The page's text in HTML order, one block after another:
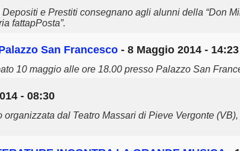
Depositi e Prestiti consegnano agli alunni della “Don
fattapPosta”.
San Francesco - 8 Maggio 2014 - 14:23
10 maggio alle ore 18.00 presso Palazzo San
- 08:30
dal Teatro Massari di Pieve Vergonte